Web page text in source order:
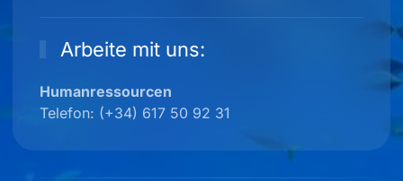
Las cookies de este sitio web se usan para personalizar
el contenido y los anuncios, ofrecer funciones de redes
sociales y analizar el tráfico. Además, compartimos
nuestros partners de redes sociales, publicidad y análisis
web, quienes pueden combinarla con otra información
partir del uso que haya hecho de sus servicios.
Arbeite mit uns:
Humanressourcen
Telefon: (+34) 617 50 92 31